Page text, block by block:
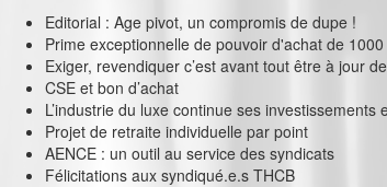
Editorial : Age pivot, un compromis de dupe !
Prime exceptionnelle de pouvoir d'achat de
Exiger, revendiquer c’est avant tout être à jour
CSE et bon d’achat
L’industrie du luxe continue ses investissements
Projet de retraite individuelle par point
AENCE : un outil au service des syndicats
Félicitations aux syndiqué.e.s THCB